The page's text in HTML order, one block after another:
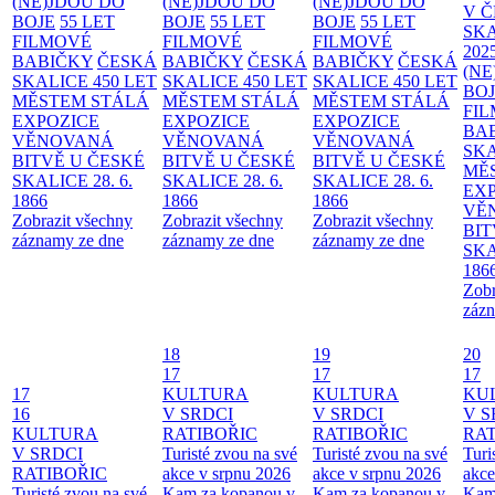
BOJE 55 LET
FILMOVÉ
BABIČKY ČESKÁ
SKALICE 450 LET
MĚSTEM STÁLÁ
EXPOZICE
VĚNOVANÁ
BITVĚ U ČESKÉ
SKALICE 28. 6.
1866
Zobrazit všechny
záznamy ze dne
BOJE 55 LET
FILMOVÉ
BABIČKY ČESKÁ
SKALICE 450 LET
MĚSTEM STÁLÁ
EXPOZICE
VĚNOVANÁ
BITVĚ U ČESKÉ
SKALICE 28. 6.
1866
Zobrazit všechny
záznamy ze dne
BOJE 55 LET
FILMOVÉ
BABIČKY ČESKÁ
SKALICE 450 LET
MĚSTEM STÁLÁ
EXPOZICE
VĚNOVANÁ
BITVĚ U ČESKÉ
SKALICE 28. 6.
1866
Zobrazit všechny
záznamy ze dne
V
17
16
KULTURA
V SRDCI
RATIBOŘIC
18
17
KULTURA
V SRDCI
RATIBOŘIC
Turisté zvou na své
akce v srpnu 2026
19
17
KULTURA
V SRDCI
RATIBOŘIC
Turisté zvou na své
akce v srpnu 2026
20
17
V